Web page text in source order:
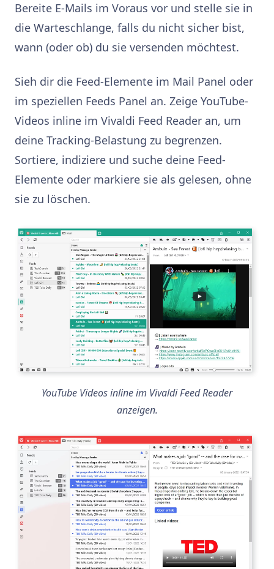
Bereite E-Mails im Voraus vor und stelle sie in
die Warteschlange, falls du nicht sicher bist,
wann (oder ob) du sie versenden möchtest.
Sieh dir die Feed-Elemente im Mail Panel oder
im speziellen Feeds Panel an. Zeige YouTube-
Videos inline im Vivaldi Feed Reader an, um
deine Tracking-Belastung zu begrenzen.
Sortiere, indiziere und suche deine Feed-
Elemente oder markiere sie als gelesen, ohne
sie zu löschen.
YouTube Videos inline im Vivaldi Feed Reader
anzeigen.